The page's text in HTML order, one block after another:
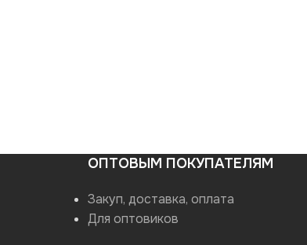
ОПТОВЫМ ПОКУПАТЕЛЯМ
Закуп, доставка, оплата
Для оптовиков